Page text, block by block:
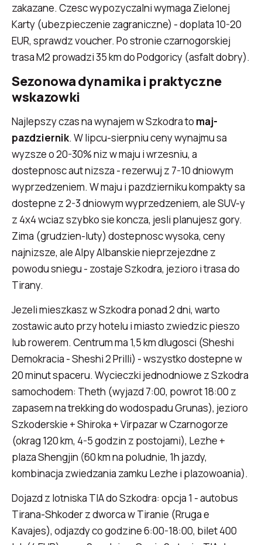
zakazane. Czesc wypozyczalni wymaga Zielonej
Karty (ubezpieczenie zagraniczne) - doplata 10-20
EUR, sprawdz voucher. Po stronie czarnogorskiej
trasa M2 prowadzi 35 km do Podgoricy (asfalt dobry).
Sezonowa dynamika i praktyczne
wskazowki
Najlepszy czas na wynajem w Szkodra to maj-
pazdziernik. W lipcu-sierpniu ceny wynajmu sa
wyzsze o 20-30% niz w maju i wrzesniu, a
dostepnosc aut nizsza - rezerwuj z 7-10 dniowym
wyprzedzeniem. W maju i pazdzierniku kompakty sa
dostepne z 2-3 dniowym wyprzedzeniem, ale SUV-y
z 4x4 wciaz szybko sie koncza, jesli planujesz gory.
Zima (grudzien-luty) dostepnosc wysoka, ceny
najnizsze, ale Alpy Albanskie nieprzejezdne z
powodu sniegu - zostaje Szkodra, jezioro i trasa do
Tirany.
Jezeli mieszkasz w Szkodra ponad 2 dni, warto
zostawic auto przy hotelu i miasto zwiedzic pieszo
lub rowerem. Centrum ma 1,5 km dlugosci (Sheshi
Demokracia - Sheshi 2 Prilli) - wszystko dostepne w
20 minut spaceru. Wycieczki jednodniowe z Szkodra
samochodem: Theth (wyjazd 7:00, powrot 18:00 z
zapasem na trekking do wodospadu Grunas), jezioro
Szkoderskie + Shiroka + Virpazar w Czarnogorze
(okrag 120 km, 4-5 godzin z postojami), Lezhe +
plaza Shengjin (60 km na poludnie, 1h jazdy,
kombinacja zwiedzania zamku Lezhe i plazowoania).
Dojazd z lotniska TIA do Szkodra: opcja 1 - autobus
Tirana-Shkoder z dworca w Tiranie (Rruga e
Kavajes), odjazdy co godzine 6:00-18:00, bilet 400